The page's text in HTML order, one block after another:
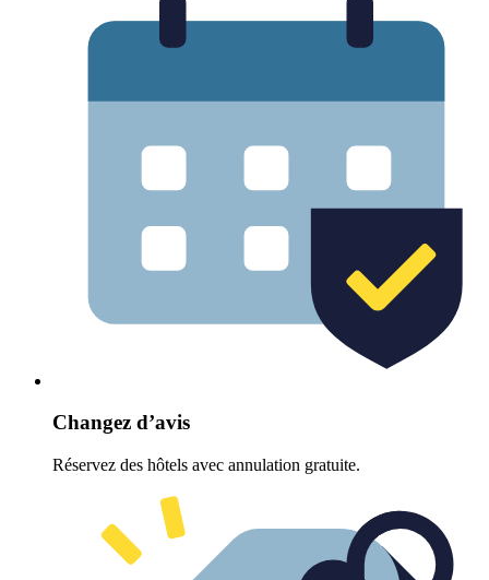
Changez d’avis
Réservez des hôtels avec annulation gratuite.